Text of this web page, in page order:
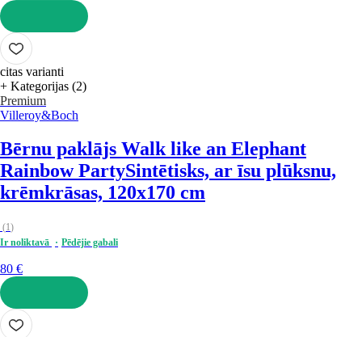
LIKT GROZĀ
citas varianti
+ Kategorijas (2)
Premium
Villeroy&Boch
Bērnu paklājs Walk like an Elephant
Rainbow PartySintētisks, ar īsu plūksnu,
krēmkrāsas, 120x170 cm
(1)
Ir noliktavā
Pēdējie gabali
80 €
LIKT GROZĀ